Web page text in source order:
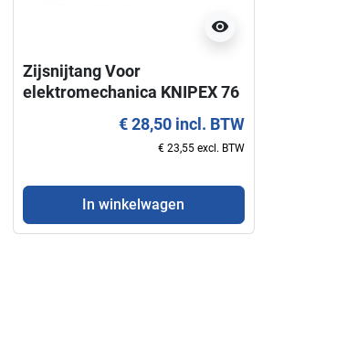
visibility
Zijsnijtang Voor
elektromechanica KNIPEX 76
€ 28,50 incl. BTW
€ 23,55 excl. BTW
In winkelwagen